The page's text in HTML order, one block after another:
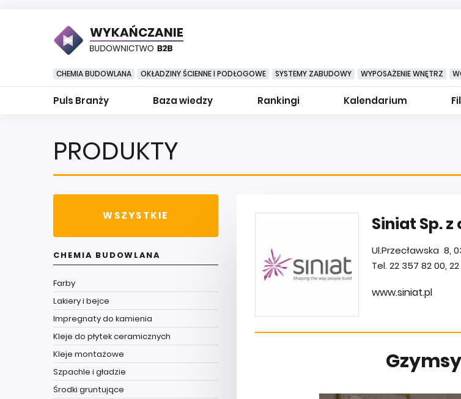
WYKAŃCZANIE
CHEMIA BUDOWLANA OKŁADZINY ŚCIENNE I PODŁOGOWE SYSTEMY ZABUDOWY WYPOSAŻENIE WNĘTRZ
Puls Branży Baza wiedzy Rankingi Kalendarium
PRODUKTY
WSZYSTKIE
CHEMIA BUDOWLANA
Farby
Lakiery i bejce
Impregnaty do kamienia
Kleje do płytek ceramicznych
Kleje montażowe
Szpachle i gładzie
Środki gruntujące
Siniat Sp. z
Ul.Przecławska 8,
Tel. 22 357 82 00, 22
www.siniat.pl